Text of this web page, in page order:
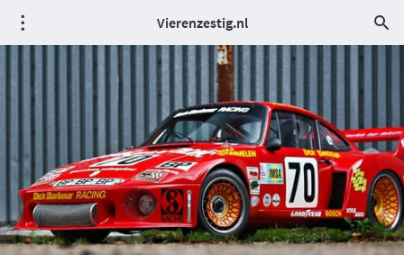
Vierenzestig.nl